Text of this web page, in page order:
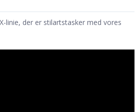
linie, der er stilartstasker med vores